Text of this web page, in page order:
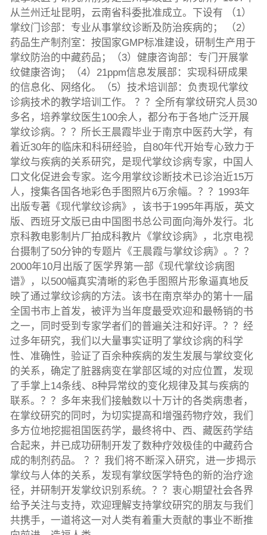
从兰州迁址昆明，云南省科委批准成立。下设有 （1）
掌纹门诊部：专业从事掌纹诊断及防治疾病的； （2）
药品生产制剂室：按国家GMP标准建设，研制生产用于
掌纹防治的中藏药品；（3）健康咨询部：专门开展掌
纹健康咨询；（4）21ppm信息发展部：实现科研成果
的信息化、网络化。（5）技术培训部：负责现代掌纹
诊病技术的教学培训工作。 ？？全所有掌纹研究人员30
多名，培养掌纹医生100余人，都分布于各地广泛开展
掌纹诊病。？？所长王晨霞毕业于南京中医药大学，有
着近30年的临床和科研经验，自80年代开始专心致力于
掌纹与疾病的关系研究，是现代掌纹诊病专家，中国人
口文化促进会专家。迄今用掌纹诊断技术已诊治近15万
人，搜集各国各地彩色手图照片6万余幅。？？1993年
出版专著《现代掌纹诊病》，该书于1995年再版，英文
版、西班牙文版已由中国图书总公司面向海外发行。北
京科教电影制片厂拍成科教片《掌纹诊病》，北京电视
台摄制了50分钟的专题片《王晨霞与掌纹诊病》。？？
2000年10月出版了医学界第一部《现代掌纹诊病图
谱》，以500幅真实清晰的彩色手图照片形象逼真地反
映了通过掌纹诊病的方法。该书在南京举办的第十一届
全国书市上首发，被评为当年度最受欢迎和最畅销的书
之一，同时受到专家学者们的普遍关注和好评。？？经
过多年研究，我们以大量事实证明了掌纹诊病的科学
性、准确性，验证了百余种疾病的发生发展与掌纹变化
的关系，确定了脏器病变在掌部区域的对应位置，发现
了手掌上14条线、8种异常纹的变化规律及其与疾病的
联系。？？多年来我们接触数以十万计的各类病患者，
在掌纹研究的同时，为切实提高和增强药物疗效，我们
多方位地挖掘祖国医药学，最终将中、西、藏医药学结
合起来，并已成功研制开发了数种疗效极佳的中藏药合
成的制剂药品。 ？？我们将不断深入研究，进一步揭示
掌纹与人体的关系，发现有掌纹医学特色的新的治疗途
径，并研制开发掌纹识别系统。？？衷心期望社会各界
给予关注与支持，欢迎理解支持掌纹研究的朋友与我们
共携手，一道将这一对人类有着重大贡献的事业不断推